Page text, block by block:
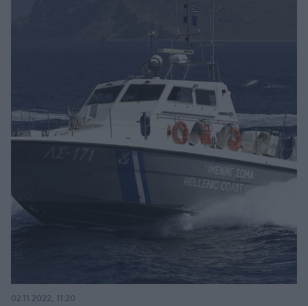
02.11.2022, 11:20